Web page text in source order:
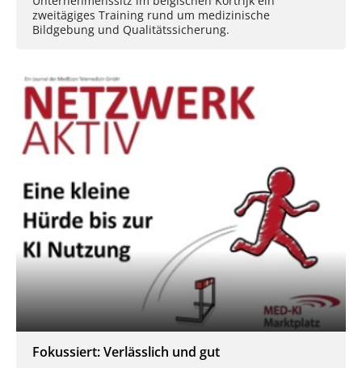
zweitägiges Training rund um medizinische
Bildgebung und Qualitätssicherung.
Fokussiert: Verlässlich und gut